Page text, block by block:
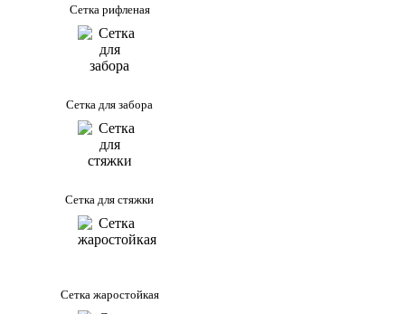
Сетка рифленая
Сетка для забора
Сетка для стяжки
Сетка жаростойкая